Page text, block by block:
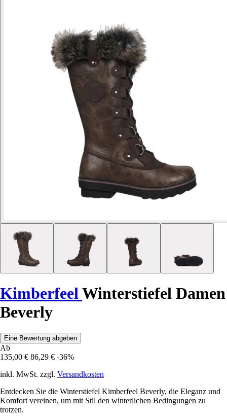
KimberfeelWinterstiefel Damen
Beverly
Eine Bewertung abgeben
Ab
135,00 € 86,29 € -36%
inkl. MwSt. zzgl. Versandkosten
Entdecken Sie die Winterstiefel Kimberfeel Beverly, die Eleganz und
Komfort vereinen, um mit Stil den winterlichen Bedingungen zu
trotzen.